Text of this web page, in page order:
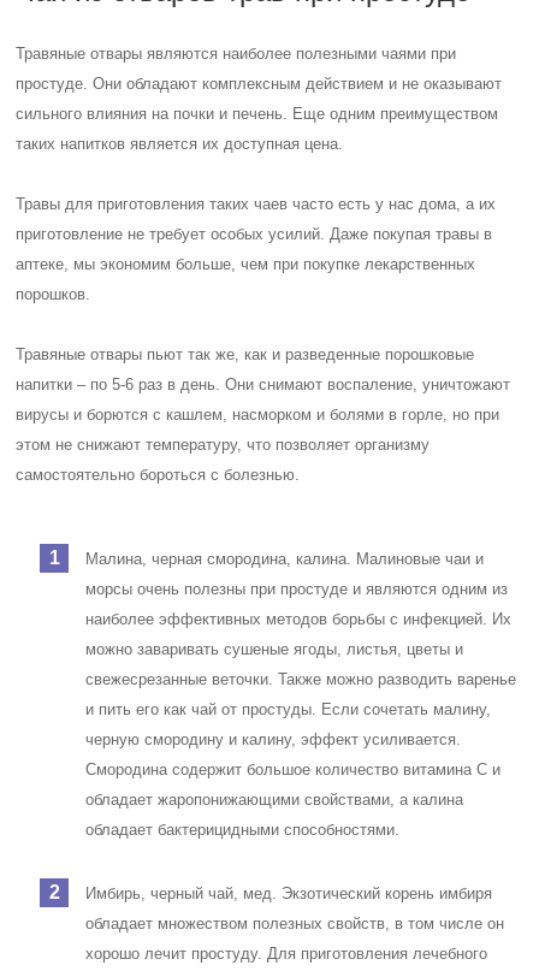
Травяные отвары являются наиболее полезными чаями при
простуде. Они обладают комплексным действием и не оказывают
сильного влияния на почки и печень. Еще одним преимуществом
таких напитков является их доступная цена.
Травы для приготовления таких чаев часто есть у нас дома, а их
приготовление не требует особых усилий. Даже покупая травы в
аптеке, мы экономим больше, чем при покупке лекарственных
порошков.
Травяные отвары пьют так же, как и разведенные порошковые
напитки – по 5-6 раз в день. Они снимают воспаление, уничтожают
вирусы и борются с кашлем, насморком и болями в горле, но при
этом не снижают температуру, что позволяет организму
самостоятельно бороться с болезнью.
Малина, черная смородина, калина. Малиновые чаи и
морсы очень полезны при простуде и являются одним из
наиболее эффективных методов борьбы с инфекцией. Их
можно заваривать сушеные ягоды, листья, цветы и
свежесрезанные веточки. Также можно разводить варенье
и пить его как чай от простуды. Если сочетать малину,
черную смородину и калину, эффект усиливается.
Смородина содержит большое количество витамина С и
обладает жаропонижающими свойствами, а калина
обладает бактерицидными способностями.
Имбирь, черный чай, мед. Экзотический корень имбиря
обладает множеством полезных свойств, в том числе он
хорошо лечит простуду. Для приготовления лечебного